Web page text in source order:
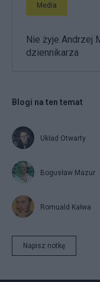
Media
Nie żyje Andrzej
dziennikarza
Blogi na ten temat
Układ Otwarty
Bogusław Mazur
Romuald Kałwa
Napisz notkę